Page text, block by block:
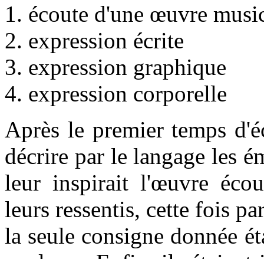
1. écoute d'une œuvre
2. expression écrite
3. expression graphique
4. expression corporelle
Après le premier temps
décrire par le langage les
leur inspirait l'œuvre
leurs ressentis, cette fois
la seule consigne donnée